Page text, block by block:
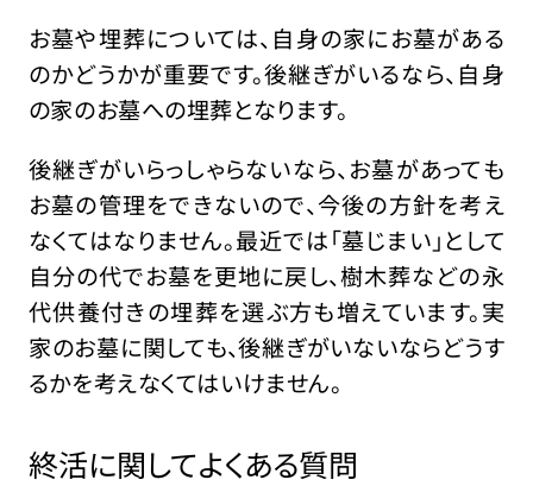
お墓や埋葬については、自身の家にお墓がある
のかどうかが重要です。後継ぎがいるなら、自身
の家のお墓への埋葬となります。
後継ぎがいらっしゃらないなら、お墓があっても
お墓の管理をできないので、今後の方針を考え
なくてはなりません。最近では「墓じまい」として
自分の代でお墓を更地に戻し、樹木葬などの永
代供養付きの埋葬を選ぶ方も増えています。実
家のお墓に関しても、後継ぎがいないならどうす
るかを考えなくてはいけません。
終活に関してよくある質問